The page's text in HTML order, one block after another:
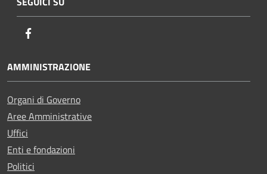
AMMINISTRAZIONE
Organi di Governo
Aree Amministrative
Uffici
Enti e fondazioni
Politici